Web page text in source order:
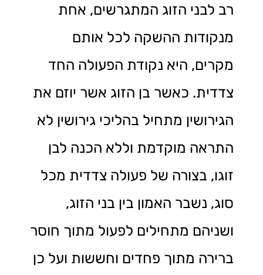
רב לבני הזוג המתגרשים, אחת
מנקודות ההשקה לכל אותם
מקרים, היא נקודת הפעולה החד
צדדית. כאשר בן הזוג אשר יוזם את
הגירושין מתחיל בהליכי גירושין לא
התראה מוקדמת וללא הכנה לבן
זוגו, בצורה של פעולה צדדית מכל
סוג, נשבר האמון בין בני הזוג,
ושניהם מתחילים לפעול מתוך חוסר
ברירה מתוך פחדים וחששות ועל כן